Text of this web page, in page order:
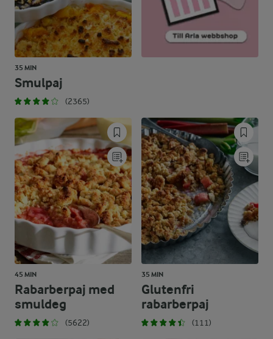
35 MIN
Smulpaj
(2365)
45 MIN
Rabarberpaj med
smuldeg
(5622)
35 MIN
Glutenfri
rabarberpaj
(111)